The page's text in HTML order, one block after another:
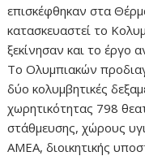
επισκέφθηκαν στα
κατασκευαστεί το
ξεκίνησαν και το έργο
Το Ολυμπιακών
δύο κολυμβητικές
χωρητικότητας 798
στάθμευσης, χώρους
ΑΜΕΑ, διοικητικής